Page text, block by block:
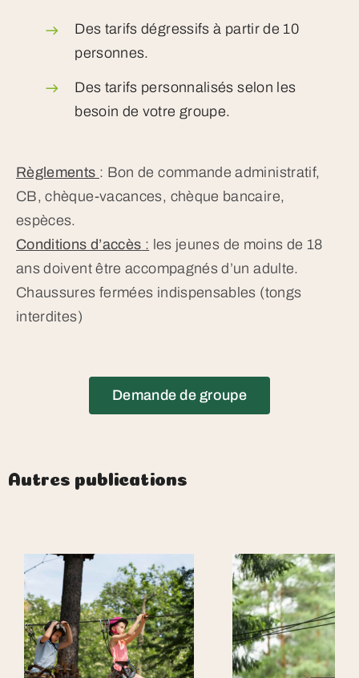
Des tarifs dégressifs à partir de 10
personnes.
Des tarifs personnalisés selon les
besoin de votre groupe.
Règlements : Bon de commande administratif,
CB, chèque-vacances, chèque bancaire,
espèces.
Conditions d’accès : les jeunes de moins de 18
ans doivent être accompagnés d’un adulte.
Chaussures fermées indispensables (tongs
interdites)
Demande de groupe
Autres publications